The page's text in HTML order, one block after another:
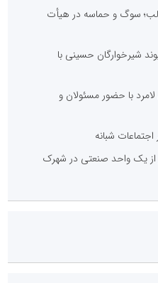
سوگ و حماسه در هیأت
شیرخوارگان حسینی با
با حضور مسئولان و
شبانه
از یک واحد صنعتی در شهرک